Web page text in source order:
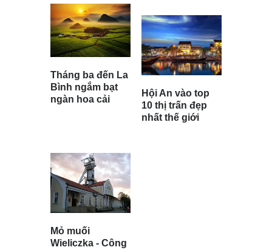
Tháng ba đến La
Bình ngắm bạt
ngàn hoa cải
Hội An vào top
10 thị trấn đẹp
nhất thế giới
Mỏ muối
Wieliczka - Công